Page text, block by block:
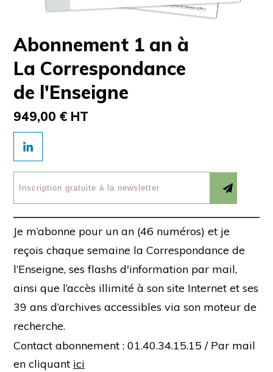
Abonnement 1 an à
La Correspondance
de l'Enseigne
949,00 € HT
Je m’abonne pour un an (46 numéros) et je
reçois chaque semaine la Correspondance de
l’Enseigne, ses flashs d'information par mail,
ainsi que l’accès illimité à son site Internet et ses
39 ans d’archives accessibles via son moteur de
recherche.
Contact abonnement : 01.40.34.15.15 / Par mail
en cliquant ici